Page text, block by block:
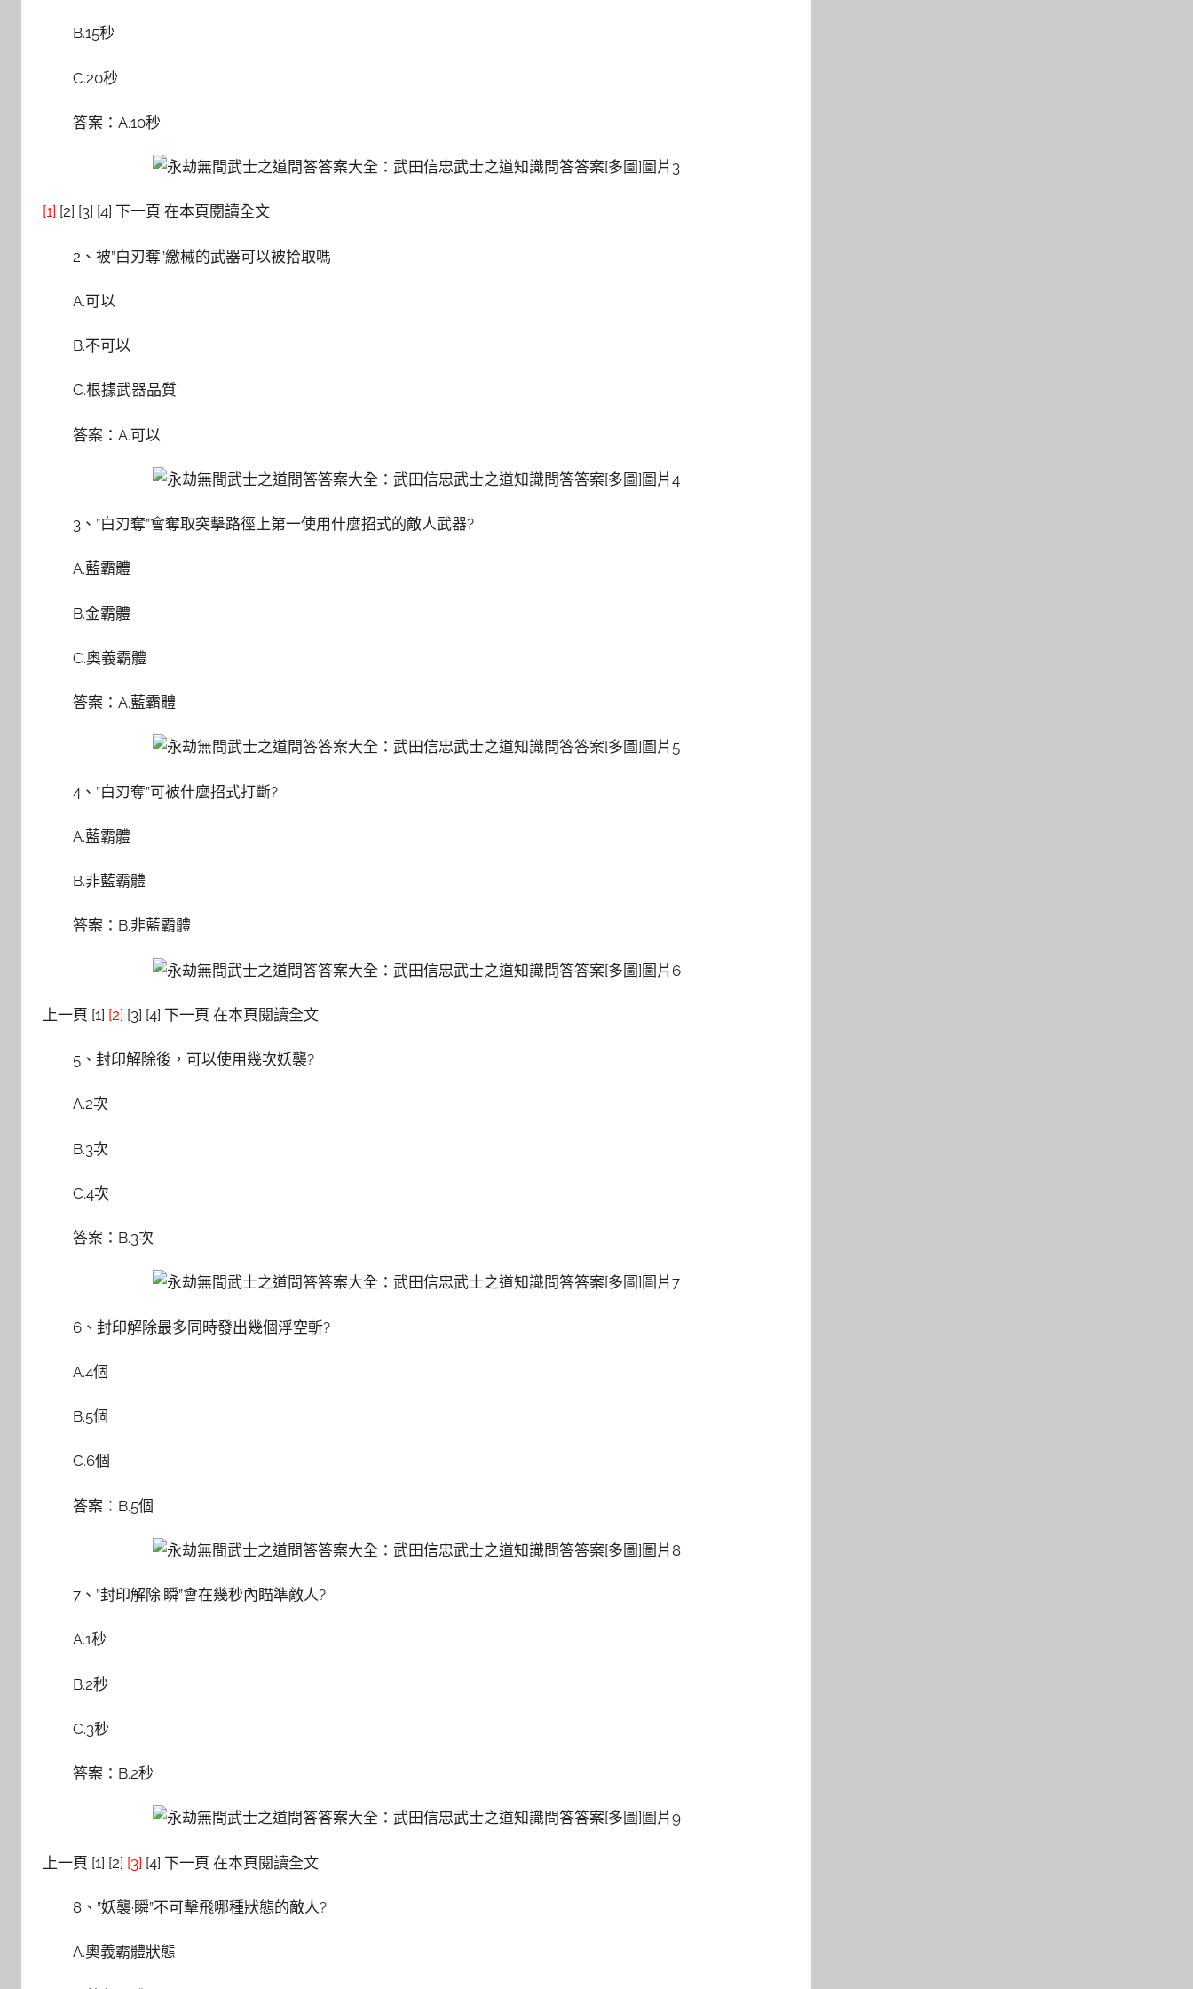
B.15秒
C.20秒
答案：A.10秒
[1] [2] [3] [4] 下一頁 在本頁閱讀全文
2、被”白刃奪”繳械的武器可以被拾取嗎
A.可以
B.不可以
C.根據武器品質
答案：A.可以
3、”白刃奪”會奪取突擊路徑上第一使用什麼招式的敵人武器?
A.藍霸體
B.金霸體
C.奧義霸體
答案：A.藍霸體
4、”白刃奪”可被什麼招式打斷?
A.藍霸體
B.非藍霸體
答案：B.非藍霸體
上一頁 [1] [2] [3] [4] 下一頁 在本頁閱讀全文
5、封印解除後，可以使用幾次妖襲?
A.2次
B.3次
C.4次
答案：B.3次
6、封印解除最多同時發出幾個浮空斬?
A.4個
B.5個
C.6個
答案：B.5個
7、”封印解除·瞬”會在幾秒內瞄準敵人?
A.1秒
B.2秒
C.3秒
答案：B.2秒
上一頁 [1] [2] [3] [4] 下一頁 在本頁閱讀全文
8、”妖襲·瞬”不可擊飛哪種狀態的敵人?
A.奧義霸體狀態